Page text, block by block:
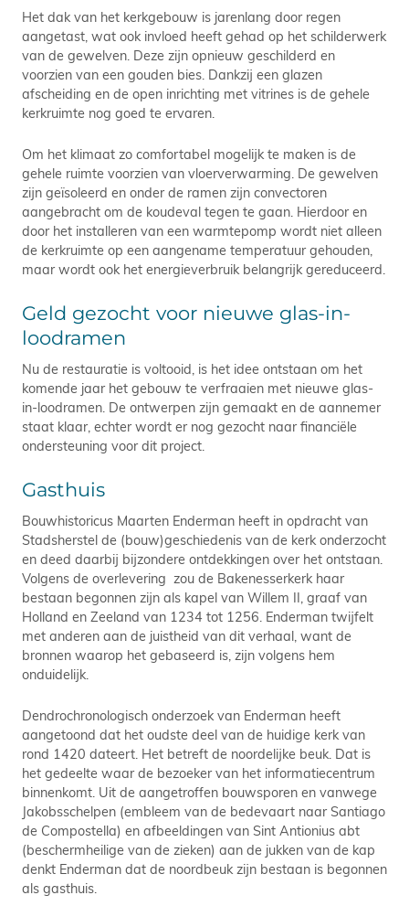
Het dak van het kerkgebouw is jarenlang door regen
aangetast, wat ook invloed heeft gehad op het schilderwerk
van de gewelven. Deze zijn opnieuw geschilderd en
voorzien van een gouden bies. Dankzij een glazen
afscheiding en de open inrichting met vitrines is de gehele
kerkruimte nog goed te ervaren.
Om het klimaat zo comfortabel mogelijk te maken is de
gehele ruimte voorzien van vloerverwarming. De gewelven
zijn geïsoleerd en onder de ramen zijn convectoren
aangebracht om de koudeval tegen te gaan. Hierdoor en
door het installeren van een warmtepomp wordt niet alleen
de kerkruimte op een aangename temperatuur gehouden,
maar wordt ook het energieverbruik belangrijk gereduceerd.
Geld gezocht voor nieuwe glas-in-
loodramen
Nu de restauratie is voltooid, is het idee ontstaan om het
komende jaar het gebouw te verfraaien met nieuwe glas-
in-loodramen. De ontwerpen zijn gemaakt en de aannemer
staat klaar, echter wordt er nog gezocht naar financiële
ondersteuning voor dit project.
Gasthuis
Bouwhistoricus Maarten Enderman heeft in opdracht van
Stadsherstel de (bouw)geschiedenis van de kerk onderzocht
en deed daarbij bijzondere ontdekkingen over het ontstaan.
Volgens de overlevering zou de Bakenesserkerk haar
bestaan begonnen zijn als kapel van Willem II, graaf van
Holland en Zeeland van 1234 tot 1256. Enderman twijfelt
met anderen aan de juistheid van dit verhaal, want de
bronnen waarop het gebaseerd is, zijn volgens hem
onduidelijk.
Dendrochronologisch onderzoek van Enderman heeft
aangetoond dat het oudste deel van de huidige kerk van
rond 1420 dateert. Het betreft de noordelijke beuk. Dat is
het gedeelte waar de bezoeker van het informatiecentrum
binnenkomt. Uit de aangetroffen bouwsporen en vanwege
Jakobsschelpen (embleem van de bedevaart naar Santiago
de Compostella) en afbeeldingen van Sint Antionius abt
(beschermheilige van de zieken) aan de jukken van de kap
denkt Enderman dat de noordbeuk zijn bestaan is begonnen
als gasthuis.